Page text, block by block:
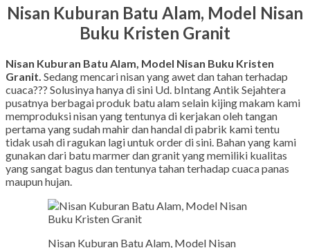
Nisan Kuburan Batu Alam, Model Nisan
Buku Kristen Granit
Nisan Kuburan Batu Alam, Model Nisan Buku Kristen
Granit. Sedang mencari nisan yang awet dan tahan terhadap
cuaca??? Solusinya hanya di sini Ud. bIntang Antik Sejahtera
pusatnya berbagai produk batu alam selain kijing makam kami
memproduksi nisan yang tentunya di kerjakan oleh tangan
pertama yang sudah mahir dan handal di pabrik kami tentu
tidak usah di ragukan lagi untuk order di sini. Bahan yang kami
gunakan dari batu marmer dan granit yang memiliki kualitas
yang sangat bagus dan tentunya tahan terhadap cuaca panas
maupun hujan.
Nisan Kuburan Batu Alam, Model Nisan